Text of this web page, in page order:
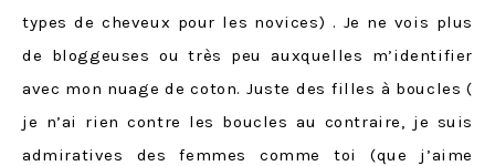
types de cheveux pour les novices) . Je ne vois plus
de bloggeuses ou très peu auxquelles m’identifier
avec mon nuage de coton. Juste des filles à boucles (
je n’ai rien contre les boucles au contraire, je suis
admiratives des femmes comme toi (que j’aime